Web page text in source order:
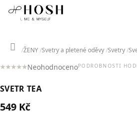
Přejít
Domů
ŽENY Svetry a pletené oděvy Svetry
Průměrné
produktu
0,0
NeohodnocenoPODROBNOSTI
SVETR TEA
549 Kč